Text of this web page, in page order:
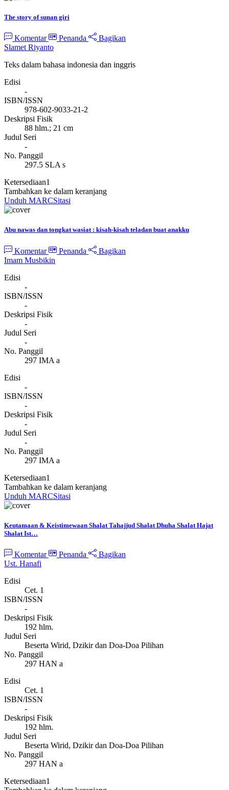
The story of sunan giri
Komentar Penanda
Bagikan
Slamet Riyanto
Teks dalam bahasa indonesia dan inggris
Edisi
-
ISBN/ISSN
978-602-9033-21-2
Deskripsi Fisik
88 hlm.; 21 cm
Judul Seri
-
No. Panggil
297.5 SLA s
Ketersediaan1
Tambahkan ke dalam keranjang
Unduh MARCSitasi
Abu nawas dan tongkat wasiat : kisah-kisah teladan buat anakku
Komentar Penanda
Bagikan
Imam Musbikin
Edisi
-
ISBN/ISSN
-
Deskripsi Fisik
-
Judul Seri
-
No. Panggil
297 IMA a
Edisi
-
ISBN/ISSN
-
Deskripsi Fisik
-
Judul Seri
-
No. Panggil
297 IMA a
Ketersediaan1
Tambahkan ke dalam keranjang
Unduh MARCSitasi
Keutamaan & Keistimewaan Shalat Tahajjud Shalat Dhuha Shalat Hajat
Shalat Ist…
Komentar Penanda
Bagikan
Ust. Hanafi
Edisi
Cet. 1
ISBN/ISSN
-
Deskripsi Fisik
192 hlm.
Judul Seri
Beserta Wirid, Dzikir dan Doa-Doa Pilihan
No. Panggil
297 HAN a
Edisi
Cet. 1
ISBN/ISSN
-
Deskripsi Fisik
192 hlm.
Judul Seri
Beserta Wirid, Dzikir dan Doa-Doa Pilihan
No. Panggil
297 HAN a
Ketersediaan1